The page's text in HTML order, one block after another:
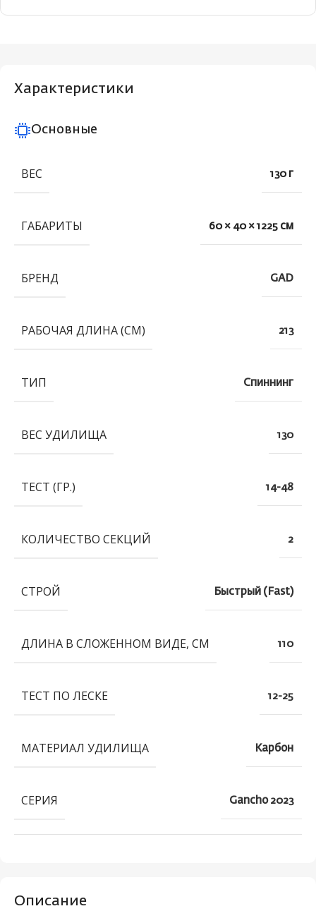
Описание
Характеристики
Основные
ВЕС 130 г
ГАБАРИТЫ 60 × 40 × 1225 см
БРЕНД GAD
РАБОЧАЯ ДЛИНА (СМ) 213
ТИП Спиннинг
ВЕС УДИЛИЩА 130
ТЕСТ (ГР.) 14-48
КОЛИЧЕСТВО СЕКЦИЙ 2
СТРОЙ Быстрый (Fast)
ДЛИНА В СЛОЖЕННОМ ВИДЕ, СМ 110
ТЕСТ ПО ЛЕСКЕ 12-25
МАТЕРИАЛ УДИЛИЩА Карбон
СЕРИЯ Gancho 2023